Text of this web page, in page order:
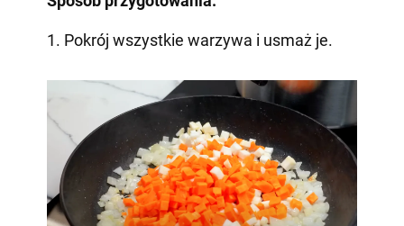
1. Pokrój wszystkie warzywa i usmaż je.